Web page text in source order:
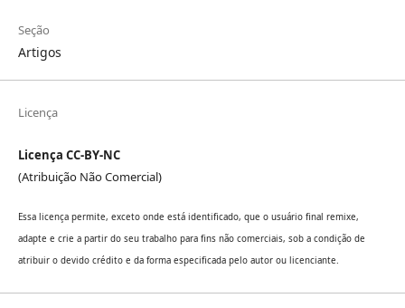
Seção
Artigos
Licença
Licença CC-BY-NC
(Atribuição Não Comercial)
Essa licença permite, exceto onde está identificado, que o usuário final remixe,
adapte e crie a partir do seu trabalho para fins não comerciais, sob a condição de
atribuir o devido crédito e da forma especificada pelo autor ou licenciante.